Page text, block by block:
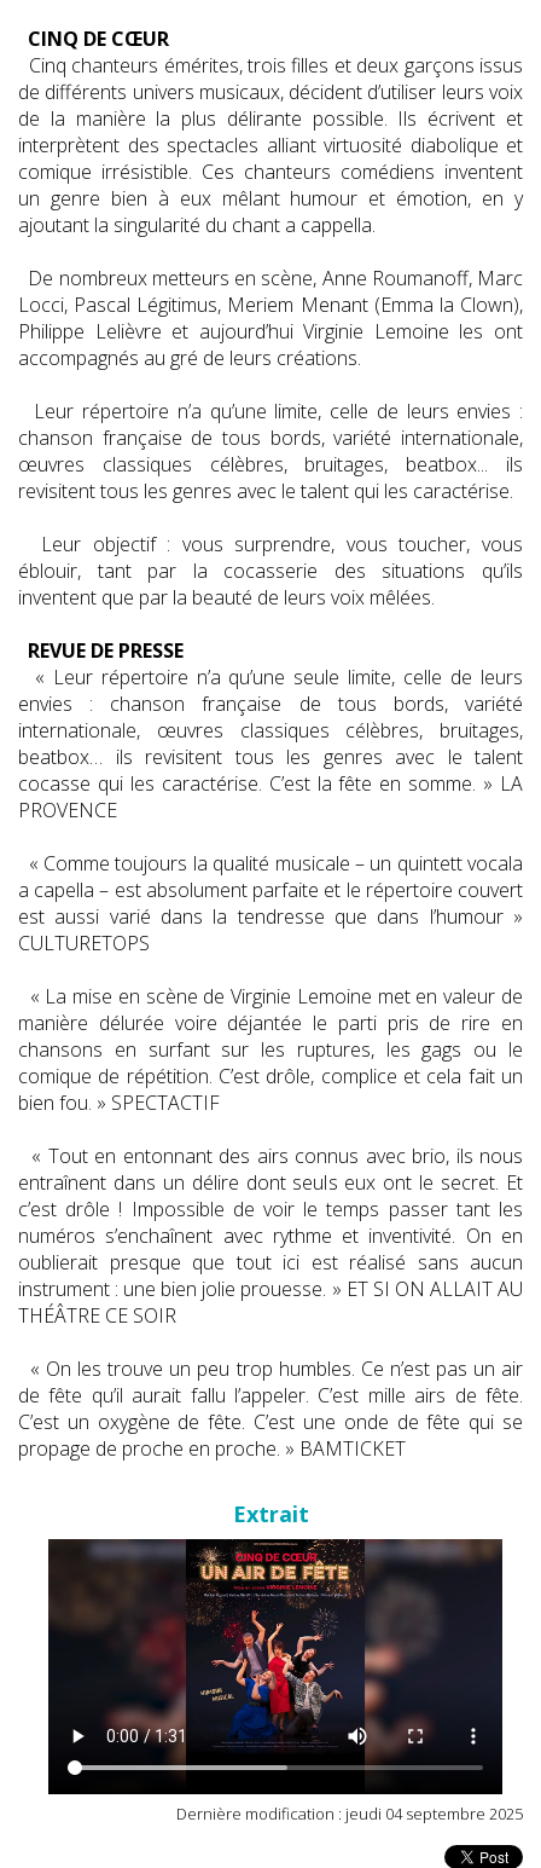
CINQ DE CŒUR
Cinq chanteurs émérites, trois filles et deux garçons issus
de différents univers musicaux, décident d’utiliser leurs voix
de la manière la plus délirante possible. Ils écrivent et
interprètent des spectacles alliant virtuosité diabolique et
comique irrésistible. Ces chanteurs comédiens inventent
un genre bien à eux mêlant humour et émotion, en y
ajoutant la singularité du chant a cappella.
De nombreux metteurs en scène, Anne Roumanoff, Marc
Locci, Pascal Légitimus, Meriem Menant (Emma la Clown),
Philippe Lelièvre et aujourd’hui Virginie Lemoine les ont
accompagnés au gré de leurs créations.
Leur répertoire n’a qu’une limite, celle de leurs envies :
chanson française de tous bords, variété internationale,
œuvres classiques célèbres, bruitages, beatbox... ils
revisitent tous les genres avec le talent qui les caractérise.
Leur objectif : vous surprendre, vous toucher, vous
éblouir, tant par la cocasserie des situations qu’ils
inventent que par la beauté de leurs voix mêlées.
REVUE DE PRESSE
« Leur répertoire n’a qu’une seule limite, celle de leurs
envies : chanson française de tous bords, variété
internationale, œuvres classiques célèbres, bruitages,
beatbox… ils revisitent tous les genres avec le talent
cocasse qui les caractérise. C’est la fête en somme. » LA
PROVENCE
« Comme toujours la qualité musicale – un quintett vocala
a capella – est absolument parfaite et le répertoire couvert
est aussi varié dans la tendresse que dans l’humour »
CULTURETOPS
« La mise en scène de Virginie Lemoine met en valeur de
manière délurée voire déjantée le parti pris de rire en
chansons en surfant sur les ruptures, les gags ou le
comique de répétition. C’est drôle, complice et cela fait un
bien fou. » SPECTACTIF
« Tout en entonnant des airs connus avec brio, ils nous
entraînent dans un délire dont seuls eux ont le secret. Et
c’est drôle ! Impossible de voir le temps passer tant les
numéros s’enchaînent avec rythme et inventivité. On en
oublierait presque que tout ici est réalisé sans aucun
instrument : une bien jolie prouesse. » ET SI ON ALLAIT AU
THÉÂTRE CE SOIR
« On les trouve un peu trop humbles. Ce n’est pas un air
de fête qu’il aurait fallu l’appeler. C’est mille airs de fête.
C’est un oxygène de fête. C’est une onde de fête qui se
propage de proche en proche. » BAMTICKET
Extrait
Dernière modification : jeudi 04 septembre 2025